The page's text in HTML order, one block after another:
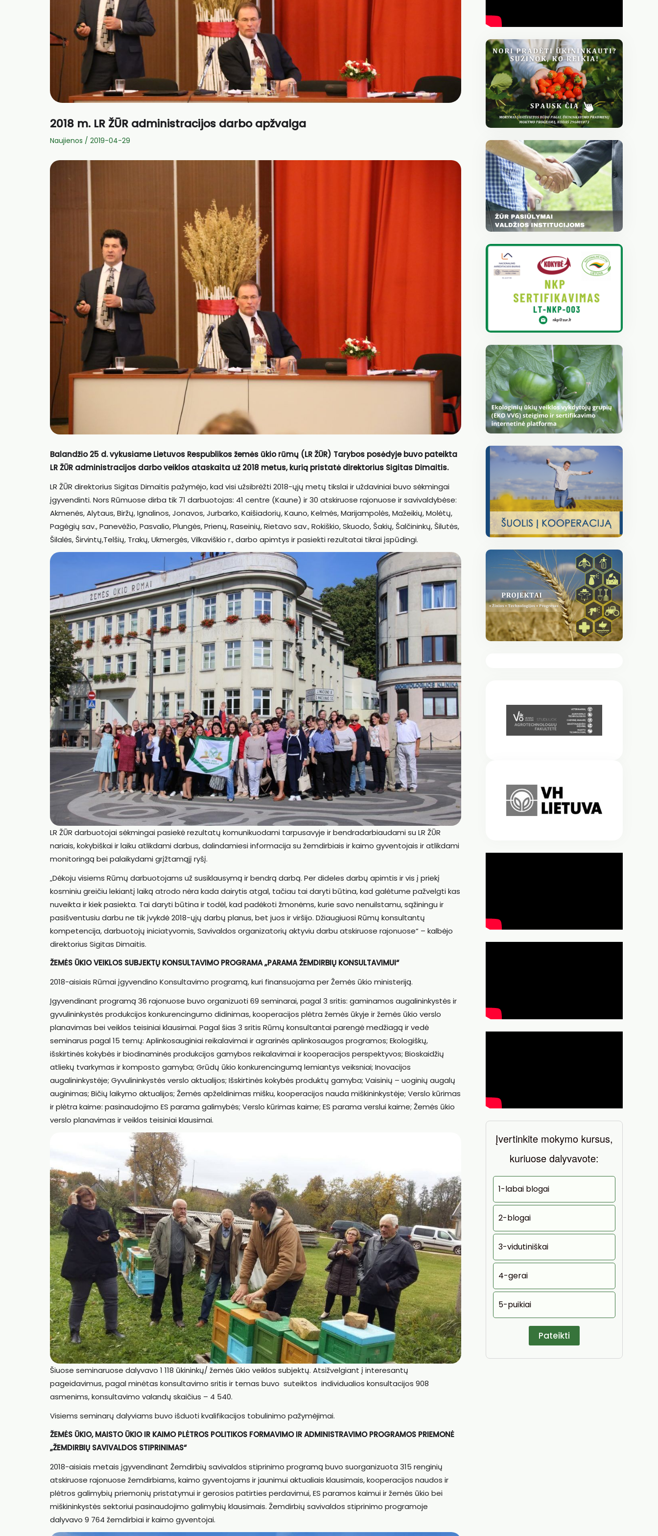
2018 m. LR ŽŪR administracijos darbo apžvalga
Naujienos / 2019-04-29
Balandžio 25 d. vykusiame Lietuvos Respublikos žemės ūkio rūmų (LR ŽŪR) Tarybos posėdyje buvo pateikta
LR ŽŪR administracijos darbo veiklos ataskaita už 2018 metus, kurią pristatė direktorius Sigitas Dimaitis.
LR ŽŪR direktorius Sigitas Dimaitis pažymėjo, kad visi užsibrėžti 2018-ųjų metų tikslai ir uždaviniai buvo sėkmingai
įgyvendinti. Nors Rūmuose dirba tik 71 darbuotojas: 41 centre (Kaune) ir 30 atskiruose rajonuose ir savivaldybėse:
Akmenės, Alytaus, Biržų, Ignalinos, Jonavos, Jurbarko, Kaišiadorių, Kauno, Kelmės, Marijampolės, Mažeikių, Molėtų,
Pagėgių sav., Panevėžio, Pasvalio, Plungės, Prienų, Raseinių, Rietavo sav., Rokiškio, Skuodo, Šakių, Šalčininkų, Šilutės,
Šilalės, Širvintų,Telšių, Trakų, Ukmergės, Vilkaviškio r., darbo apimtys ir pasiekti rezultatai tikrai įspūdingi.
LR ŽŪR darbuotojai sėkmingai pasiekė rezultatų komunikuodami tarpusavyje ir bendradarbiaudami su LR ŽŪR
nariais, kokybiškai ir laiku atlikdami darbus, dalindamiesi informacija su žemdirbiais ir kaimo gyventojais ir atlikdami
monitoringą bei palaikydami grįžtamąjį ryšį.
„Dėkoju visiems Rūmų darbuotojams už susiklausymą ir bendrą darbą. Per dideles darbų apimtis ir vis į priekį
kosminiu greičiu lekiantį laiką atrodo nėra kada dairytis atgal, tačiau tai daryti būtina, kad galėtume pažvelgti kas
nuveikta ir kiek pasiekta. Tai daryti būtina ir todėl, kad padėkoti žmonėms, kurie savo nenuilstamu, sąžiningu ir
pasišventusiu darbu ne tik įvykdė 2018-ųjų darbų planus, bet juos ir viršijo. Džiaugiuosi Rūmų konsultantų
kompetencija, darbuotojų iniciatyvomis, Savivaldos organizatorių aktyviu darbu atskiruose rajonuose“ – kalbėjo
direktorius Sigitas Dimaitis.
ŽEMĖS ŪKIO VEIKLOS SUBJEKTŲ KONSULTAVIMO PROGRAMA „PARAMA ŽEMDIRBIŲ KONSULTAVIMUI“
2018-aisiais Rūmai įgyvendino Konsultavimo programą, kuri finansuojama per Žemės ūkio ministeriją.
Įgyvendinant programą 36 rajonuose buvo organizuoti 69 seminarai, pagal 3 sritis: gaminamos augalininkystės ir
gyvulininkystės produkcijos konkurencingumo didinimas, kooperacijos plėtra žemės ūkyje ir žemės ūkio verslo
planavimas bei veiklos teisiniai klausimai. Pagal šias 3 sritis Rūmų konsultantai parengė medžiagą ir vedė
seminarus pagal 15 temų: Aplinkosauginiai reikalavimai ir agrarinės aplinkosaugos programos; Ekologiškų,
išskirtinės kokybės ir biodinaminės produkcijos gamybos reikalavimai ir kooperacijos perspektyvos; Bioskaidžių
atliekų tvarkymas ir komposto gamyba; Grūdų ūkio konkurencingumą lemiantys veiksniai; Inovacijos
augalininkystėje; Gyvulininkystės verslo aktualijos; Išskirtinės kokybės produktų gamyba; Vaisinių – uoginių augalų
auginimas; Bičių laikymo aktualijos; Žemės apželdinimas mišku, kooperacijos nauda miškininkystėje; Verslo kūrimas
ir plėtra kaime: pasinaudojimo ES parama galimybės; Verslo kūrimas kaime; ES parama verslui kaime; Žemės ūkio
verslo planavimas ir veiklos teisiniai klausimai.
Šiuose seminaruose dalyvavo 1 118 ūkininkų/ žemės ūkio veiklos subjektų. Atsižvelgiant į interesantų
pageidavimus, pagal minėtas konsultavimo sritis ir temas buvo suteiktos individualios konsultacijos 908
asmenims, konsultavimo valandų skaičius – 4 540.
Visiems seminarų dalyviams buvo išduoti kvalifikacijos tobulinimo pažymėjimai.
ŽEMĖS ŪKIO, MAISTO ŪKIO IR KAIMO PLĖTROS POLITIKOS FORMAVIMO IR ADMINISTRAVIMO PROGRAMOS PRIEMONĖ
„ŽEMDIRBIŲ SAVIVALDOS STIPRINIMAS“
2018-aisiais metais įgyvendinant Žemdirbių savivaldos stiprinimo programą buvo suorganizuota 315 renginių
atskiruose rajonuose žemdirbiams, kaimo gyventojams ir jaunimui aktualiais klausimais, kooperacijos naudos ir
plėtros galimybių priemonių pristatymui ir gerosios patirties perdavimui, ES paramos kaimui ir žemės ūkio bei
miškininkystės sektoriui pasinaudojimo galimybių klausimais. Žemdirbių savivaldos stiprinimo programoje
dalyvavo 9 764 žemdirbiai ir kaimo gyventojai.
Įvertinkite mokymo kursus,
kuriuose dalyvavote:
1-labai blogai
2-blogai
3-vidutiniškai
4-gerai
5-puikiai